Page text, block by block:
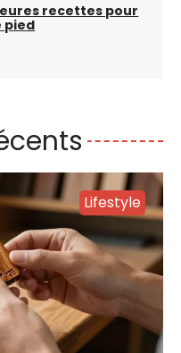
recettes pour
pied
Lifestyle